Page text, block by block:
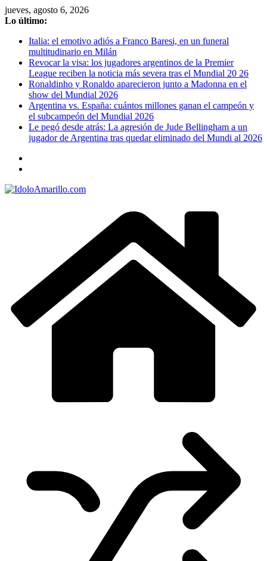
Saltar
al
jueves, agosto 6, 2026
Lo último:
Italia: el emotivo adiós a Franco Baresi, en un funeral
multitudinario en Milán
Revocar la visa: los jugadores argentinos de la Premier
League reciben la noticia más severa tras el Mundial 20 26
Ronaldinho y Ronaldo aparecieron junto a Madonna en el
show del Mundial 2026
Argentina vs. España: cuántos millones ganan el campeón y
el subcampeón del Mundial 2026
Le pegó desde atrás: La agresión de Jude Bellingham a un
jugador de Argentina tras quedar eliminado del Mundi al 2026